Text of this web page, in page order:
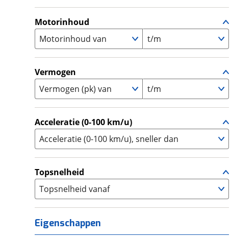
Supersport (39)
Tourer (27)
Touring Enduro (0)
Trial (0
Zijspan (0)
A (87)
A1 (2)
( 38
Motorinhoud
Motorinhoud van
t/m
Vermogen
Vermogen (pk) van
t/m
Acceleratie (0-100 km/u)
Acceleratie (0-100 km/u), sneller dan
Topsnelheid
Topsnelheid vanaf
Eigenschappen